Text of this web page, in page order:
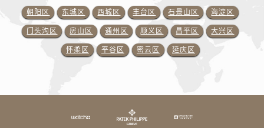
朝阳区 东城区 西城区 丰台区 石景山区 海淀区
门头沟区 房山区 通州区 顺义区 昌平区 大兴区
怀柔区 平谷区 密云区 延庆区